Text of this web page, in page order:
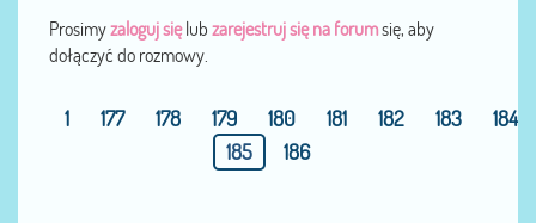
Prosimyzaloguj sięlub zarejestruj się na forumsię, aby
dołączyć do rozmowy.
1 177 178 179 180 181 182 183
184
185
186